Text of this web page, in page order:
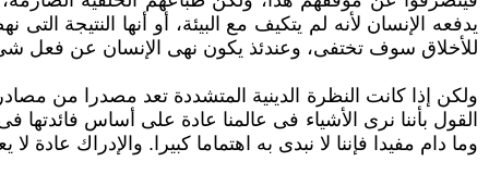
للأخلاق سوف تختفى، وعندئذ يكون نهى الإنسان عن فعل
ولكن إذا كانت النظرة الدينية المتشددة تعد مصدرا من
القول بأننا نرى الأشياء فى عالمنا عادة على أساس فائدتها
وما دام مفيدا فإننا لا نبدى به اهتماما كبيرا. والإدراك عادة